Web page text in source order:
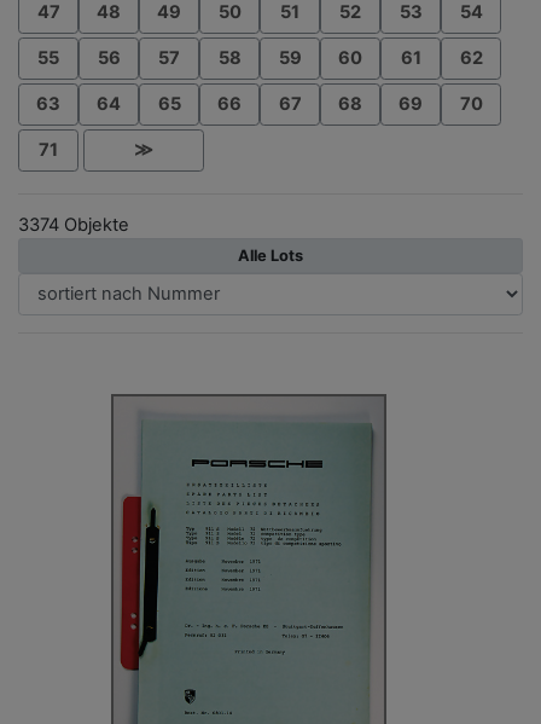
47 48 49 50 51 52 53 54
55 56 57 58 59 60 61 62
63 64 65 66 67 68 69 70
71 ≫
3374 Objekte
Alle Lots